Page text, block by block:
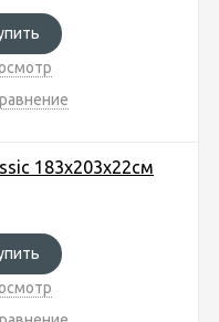
183х203х22см